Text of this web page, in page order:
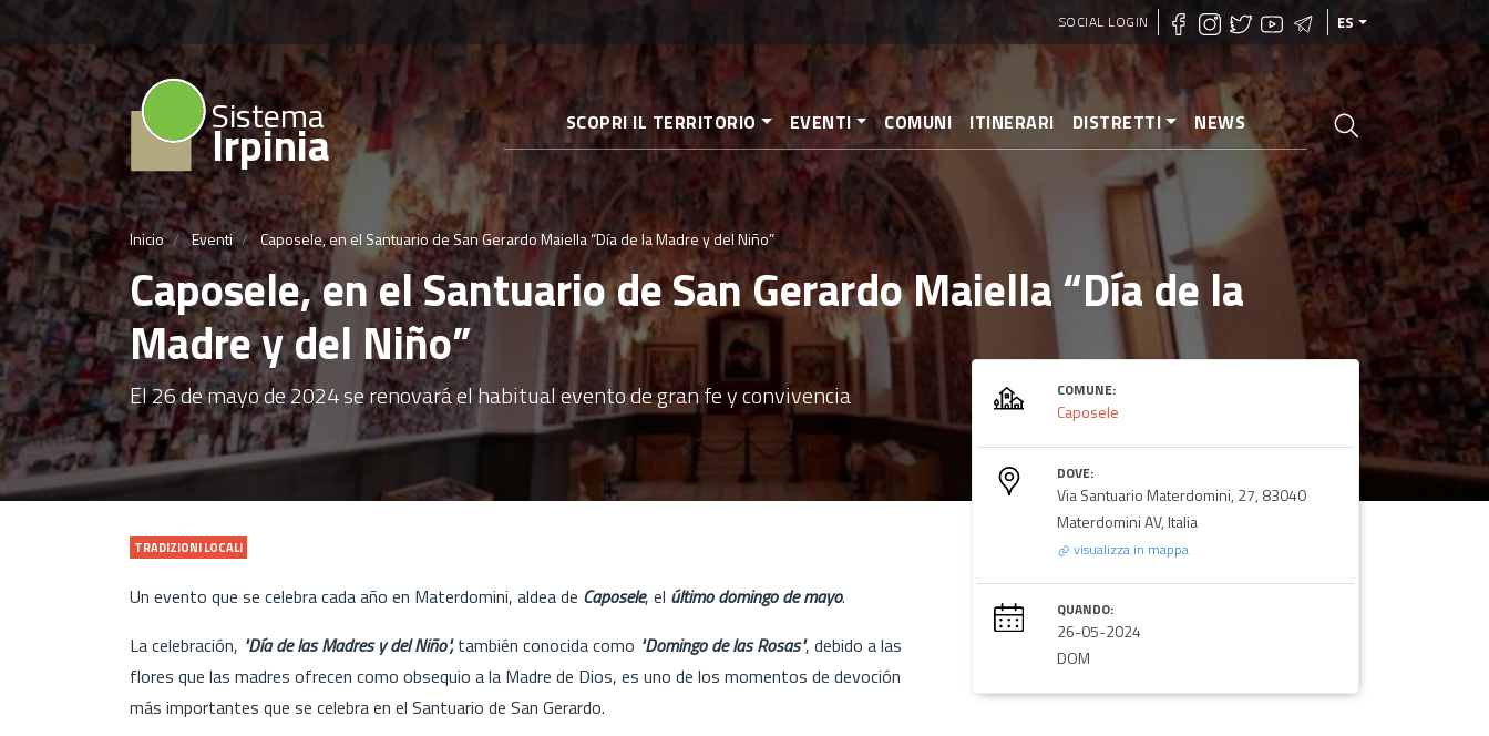
al
contenido
principal
SOCIAL LOGIN ES
Sistema
Irpinia SCOPRI IL TERRITORIO EVENTI COMUNI ITINERARI DISTRETTI NEWS
Inicio Eventi Caposele, en el Santuario de San Gerardo Maiella “Día de la Madre y del Niño”
Caposele, en el Santuario de San Gerardo Maiella “Día de la
Madre y del Niño”
El 26 de mayo de 2024 se renovará el habitual evento de gran fe y convivencia
TRADIZIONI LOCALI
Un evento que se celebra cada año en Materdomini, aldea de Caposele, el último domingo de mayo.
La celebración, "Día de las Madres y del Niño",también conocida como "Domingo de las Rosas", debido a las
flores que las madres ofrecen como obsequio a la Madre de Dios, es uno de los momentos de devoción
más importantes que se celebra en el Santuario de San Gerardo.
COMUNE:
Caposele
DOVE:
Via Santuario Materdomini, 27, 83040
Materdomini AV, Italia
visualizza in mappa
QUANDO:
26-05-2024
DOM